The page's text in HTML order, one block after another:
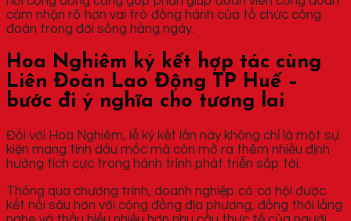
cảm nhận rõ hơn vai trò đồng hành của tổ chức công
đoàn trong đời sống hằng ngày.
Hoa Nghiêm ký kết hợp tác cùng
Liên Đoàn Lao Động TP Huế –
bước đi ý nghĩa cho tương lai
Đối với Hoa Nghiêm, lễ ký kết lần này không chỉ là một sự
kiện mang tính dấu mốc mà còn mở ra thêm nhiều định
hướng tích cực trong hành trình phát triển sắp tới.
Thông qua chương trình, doanh nghiệp có cơ hội được
kết nối sâu hơn với cộng đồng địa phương, đồng thời lắng